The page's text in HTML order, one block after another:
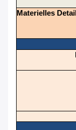
Materielles Detail